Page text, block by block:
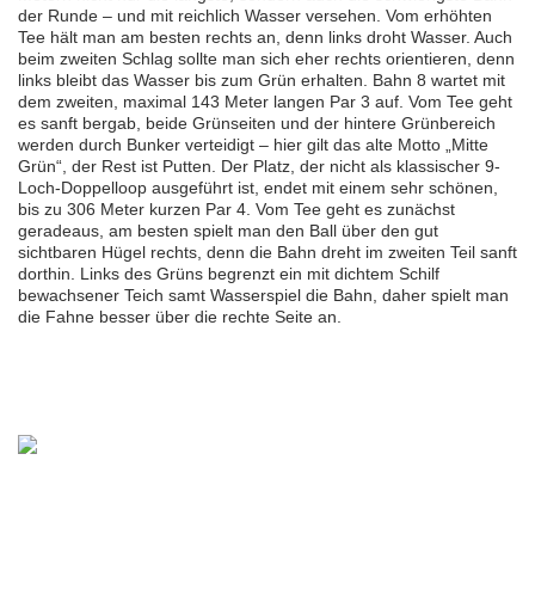
der Runde – und mit reichlich Wasser versehen. Vom erhöhten
Tee hält man am besten rechts an, denn links droht Wasser. Auch
beim zweiten Schlag sollte man sich eher rechts orientieren, denn
links bleibt das Wasser bis zum Grün erhalten. Bahn 8 wartet mit
dem zweiten, maximal 143 Meter langen Par 3 auf. Vom Tee geht
es sanft bergab, beide Grünseiten und der hintere Grünbereich
werden durch Bunker verteidigt – hier gilt das alte Motto „Mitte
Grün“, der Rest ist Putten. Der Platz, der nicht als klassischer 9-
Loch-Doppelloop ausgeführt ist, endet mit einem sehr schönen,
bis zu 306 Meter kurzen Par 4. Vom Tee geht es zunächst
geradeaus, am besten spielt man den Ball über den gut
sichtbaren Hügel rechts, denn die Bahn dreht im zweiten Teil sanft
dorthin. Links des Grüns begrenzt ein mit dichtem Schilf
bewachsener Teich samt Wasserspiel die Bahn, daher spielt man
die Fahne besser über die rechte Seite an.